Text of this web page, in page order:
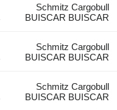
Schmitz Cargobull
BUISCAR BUISCAR
Schmitz Cargobull
BUISCAR BUISCAR
Schmitz Cargobull
BUISCAR BUISCAR